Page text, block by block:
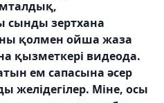
сынды зертхана
қолмен ойша жаза
қызметкері видеода.
ем сапасына әсер
желідегілер. Міне, осы